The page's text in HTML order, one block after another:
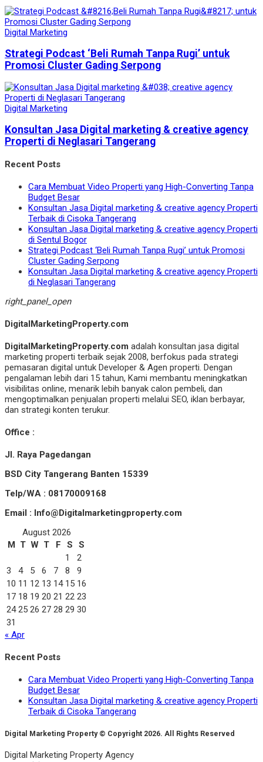
Digital Marketing
Strategi Podcast ‘Beli Rumah Tanpa Rugi’ untuk
Promosi Cluster Gading Serpong
Digital Marketing
Konsultan Jasa Digital marketing & creative agency
Properti di Neglasari Tangerang
Recent Posts
Cara Membuat Video Properti yang High-Converting Tanpa
Budget Besar
Konsultan Jasa Digital marketing & creative agency Properti
Terbaik di Cisoka Tangerang
Konsultan Jasa Digital marketing & creative agency Properti
di Sentul Bogor
Strategi Podcast ‘Beli Rumah Tanpa Rugi’ untuk Promosi
Cluster Gading Serpong
Konsultan Jasa Digital marketing & creative agency Properti
di Neglasari Tangerang
right_panel_open
DigitalMarketingProperty.com
DigitalMarketingProperty.com adalah konsultan jasa digital
marketing properti terbaik sejak 2008, berfokus pada strategi
pemasaran digital untuk Developer & Agen properti. Dengan
pengalaman lebih dari 15 tahun, Kami membantu meningkatkan
visibilitas online, menarik lebih banyak calon pembeli, dan
mengoptimalkan penjualan properti melalui SEO, iklan berbayar,
dan strategi konten terukur.
Office :
Jl. Raya Pagedangan
BSD City Tangerang Banten 15339
Telp/WA : 08170009168
Email : Info@Digitalmarketingproperty.com
August 2026
M T W T F S
S
1
2
3
4 5 6 7 8
9
10 11 12 13 14 15 16
17 18 19 20 21 22 23
24 25 26 27 28 29 30
31
« Apr
Recent Posts
Cara Membuat Video Properti yang High-Converting Tanpa
Budget Besar
Konsultan Jasa Digital marketing & creative agency Properti
Terbaik di Cisoka Tangerang
Digital Marketing Property © Copyright 2026. All Rights Reserved
Digital Marketing Property Agency